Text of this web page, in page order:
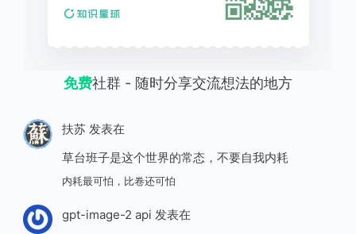
免费社群 - 随时分享交流想法的地方
扶苏发表在
草台班子是这个世界的常态，不要自我内耗
内耗最可怕，比卷还可怕
gpt-image-2 api 发表在